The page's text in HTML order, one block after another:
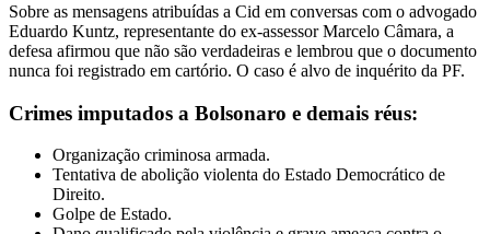
Sobre as mensagens atribuídas a Cid em conversas com o advogado
Eduardo Kuntz, representante do ex-assessor Marcelo Câmara, a
defesa afirmou que não são verdadeiras e lembrou que o documento
nunca foi registrado em cartório. O caso é alvo de inquérito da PF.
Crimes imputados a Bolsonaro e demais réus:
Organização criminosa armada.
Tentativa de abolição violenta do Estado Democrático de
Direito.
Golpe de Estado.